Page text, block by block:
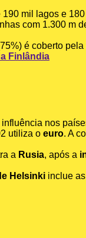
190 mil lagos e
com 1.300 m
é coberto
Finlândia
nos
utiliza o euro. A
a Rusia, após a
Helsinki inclue